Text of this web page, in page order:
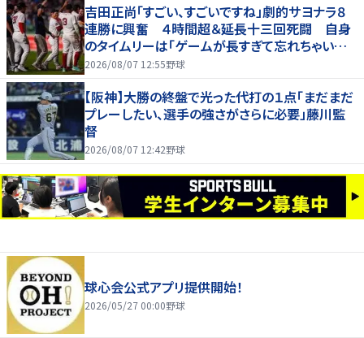
吉田正尚「すごい、すごいですね」劇的サヨナラ８
連勝に興奮 ４時間超＆延長十三回死闘 自身
のタイムリーは「ゲームが長すぎて忘れちゃいまし
た」
2026/08/07 12:55野球
【阪神】大勝の終盤で光った代打の１点「まだまだ
プレーしたい、選手の強さがさらに必要」藤川監
督
2026/08/07 12:42野球
球心会公式アプリ提供開始！
2026/05/27 00:00野球